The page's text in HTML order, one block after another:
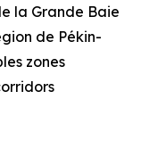
la Grande Baie
de Pékin-
zones